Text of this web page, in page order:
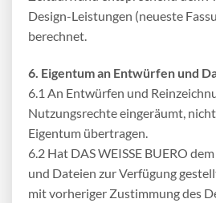
Design-Leistungen (neueste
berechnet.
6. Eigentum an Entwürfen und
6.1 An Entwürfen und
Nutzungsrechte eingeräumt,
Eigentum übertragen.
6.2 Hat DAS WEISSE BUERO
und Dateien zur Verfügung
mit vorheriger Zustimmung des